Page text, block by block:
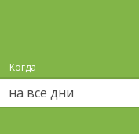
Когда
на все дни